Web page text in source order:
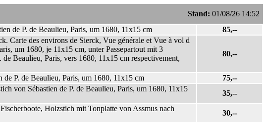
Stand: 01/08/26 14:52
de P. de Beaulieu, Paris, um 1680, 11x15 cm 85,--
Carte des environs de Sierck, Vue générale et Vue à vol d
um 1680, je 11x15 cm, unter Passepartout mit 3
Beaulieu, Paris, vers 1680, 11x15 cm respectivement,
80,--
P. de Beaulieu, Paris, um 1680, 11x15 cm
75,--
von Sébastien de P. de Beaulieu, Paris, um 1680, 11x15
35,--
Holzstich mit Tonplatte von Assmus nach
30,--